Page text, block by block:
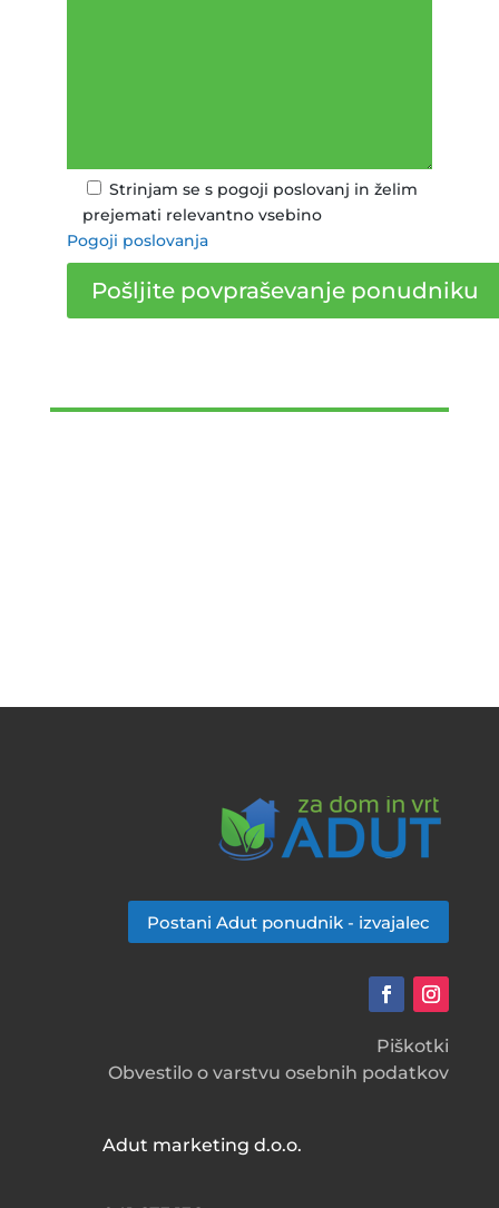
Strinjam se s pogoji poslovanj in želim
prejemati relevantno vsebino
Pogoji poslovanja
Postani Adut ponudnik - izvajalec
Piškotki
Obvestilo o varstvu osebnih podatkov
Adut marketing d.o.o.